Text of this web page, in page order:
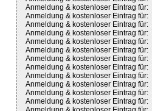
Anmeldung & kostenloser Eintrag für:
Anmeldung & kostenloser Eintrag für:
Anmeldung & kostenloser Eintrag für:
Anmeldung & kostenloser Eintrag für:
Anmeldung & kostenloser Eintrag für:
Anmeldung & kostenloser Eintrag für:
Anmeldung & kostenloser Eintrag für:
Anmeldung & kostenloser Eintrag für:
Anmeldung & kostenloser Eintrag für:
Anmeldung & kostenloser Eintrag für:
Anmeldung & kostenloser Eintrag für:
Anmeldung & kostenloser Eintrag für: